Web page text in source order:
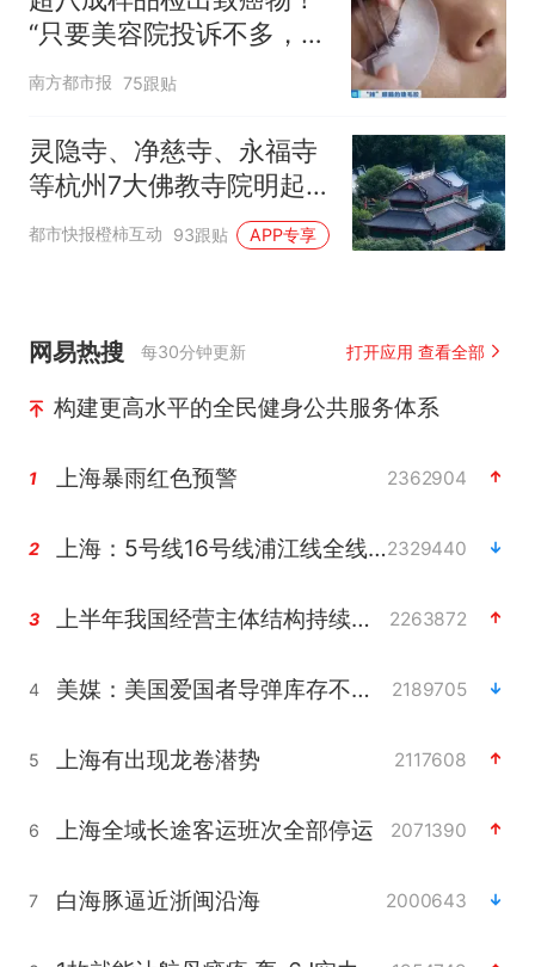
“只要美容院投诉不多，店
家就不会更换产品”
南方都市报 75跟贴
灵隐寺、净慈寺、永福寺
等杭州7大佛教寺院明起
临时关闭，别跑空了
都市快报橙柿互动 93跟贴 APP专享
网易热搜 每30分钟更新 打开应用 查看全部
构建更高水平的全民健身公共服务体系
1 上海暴雨红色预警 2362904
2 上海：5号线16号线浦江线全线停运2329440
3 上半年我国经营主体结构持续优化 2263872
4 美媒：美国爱国者导弹库存不足1700枚 2189705
5 上海有出现龙卷潜势 2117608
6 上海全域长途客运班次全部停运 2071390
7 白海豚逼近浙闽沿海 2000643